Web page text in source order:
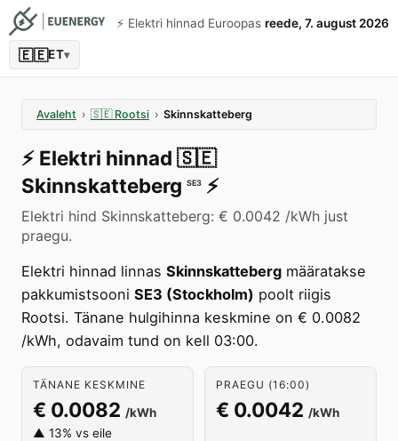
⚡️ Elektri hinnad Euroopas reede, 7. august 2026
🇪🇪ET▾
Avaleht › 🇸🇪 Rootsi › Skinnskatteberg
⚡️ Elektri hinnad 🇸🇪
Skinnskatteberg SE3 ⚡️
Elektri hind Skinnskatteberg: € 0.0042 /kWh just
praegu.
Elektri hinnad linnas Skinnskatteberg määratakse
pakkumistsooni SE3 (Stockholm) poolt riigis
Rootsi. Tänane hulgihinna keskmine on € 0.0082
/kWh, odavaim tund on kell 03:00.
TÄNANE KESKMINE
€ 0.0082 /kWh
▲ 13% vs eile
PRAEGU (16:00)
€ 0.0042 /kWh